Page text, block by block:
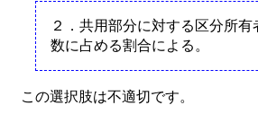
２．共用部分に対する区分所
数に占める割合による。
この選択肢は不適切です。